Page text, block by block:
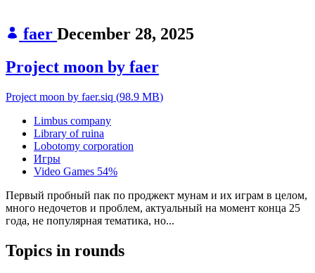
faerDecember 28, 2025
Project moon by faer
Project moon by faer.siq (98.9 MB)
Limbus company
Library of ruina
Lobotomy corporation
Игры
Video Games 54%
Первый пробный пак по проджект мунам и их играм в целом,
много недочетов и проблем, актуальный на момент конца 25
года, не популярная тематика, но...
Topics in rounds